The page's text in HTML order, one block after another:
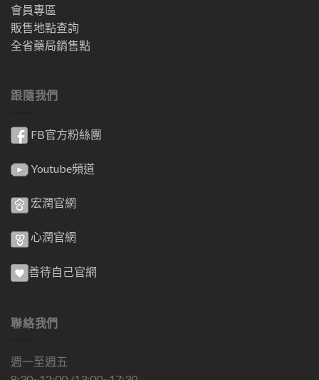
會員專區
販售地點查詢
全省藥局銷售點
跟隨我們
FB官方粉絲團
Youtube頻道
宏潤官網
心潤官網
善待自己官網
聯絡我們
週一至週五